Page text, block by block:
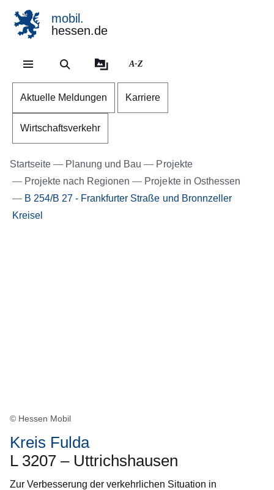
mobil.
hessen.de
A-Z
Aktuelle Meldungen Karriere
Wirtschaftsverkehr
Startseite Planung und Bau
Projekte
Projekte nach Regionen
Projekte in Osthessen
B 254/B 27 - Frankfurter Straße und Bronnzeller
Kreisel
© Hessen Mobil
Kreis Fulda
L 3207 – Uttrichshausen
Zur Verbesserung der verkehrlichen Situation in